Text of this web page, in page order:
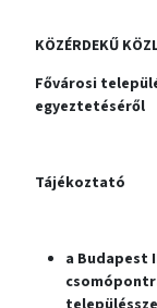
KÖZÉRDEKŰ
Fővárosi
egyeztetéséről
Tájékoztató
a Budapest